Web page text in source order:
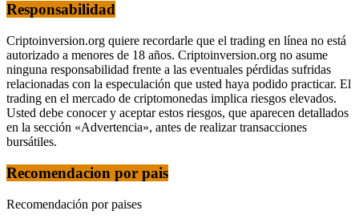
Responsabilidad
Criptoinversion.org quiere recordarle que el trading en línea no está
autorizado a menores de 18 años. Criptoinversion.org no asume
ninguna responsabilidad frente a las eventuales pérdidas sufridas
relacionadas con la especulación que usted haya podido practicar. El
trading en el mercado de criptomonedas implica riesgos elevados.
Usted debe conocer y aceptar estos riesgos, que aparecen detallados
en la sección «Advertencia», antes de realizar transacciones
bursátiles.
Recomendacion por pais
Recomendación por paises